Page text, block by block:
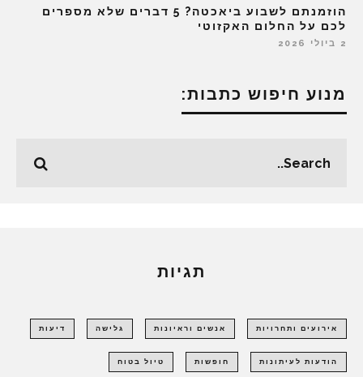
הוזמנתם לשבוע ביאכטה? 5 דברים שלא מספרים
לכם על החלום האקזוטי
2 ביולי 2026
מנוע חיפוש כתבות:
תגיות
אירועים ותחרויות אנשים וראיונות גלישה דיעות
הודעות לעיתונות חופשות טיול בטוח